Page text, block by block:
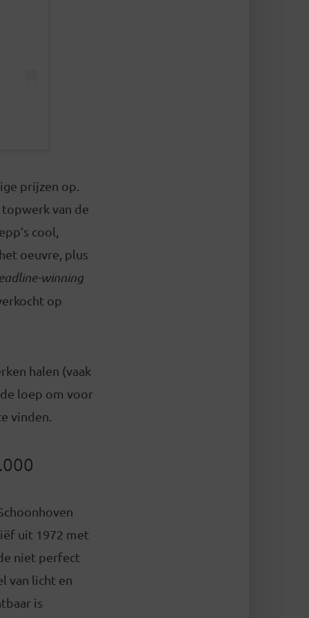
prijzen op.
van de
cool,
oeuvre, plus
winning
op
halen (vaak
loep om voor
vinden.
uit 1972 met
niet perfect
van licht en
is